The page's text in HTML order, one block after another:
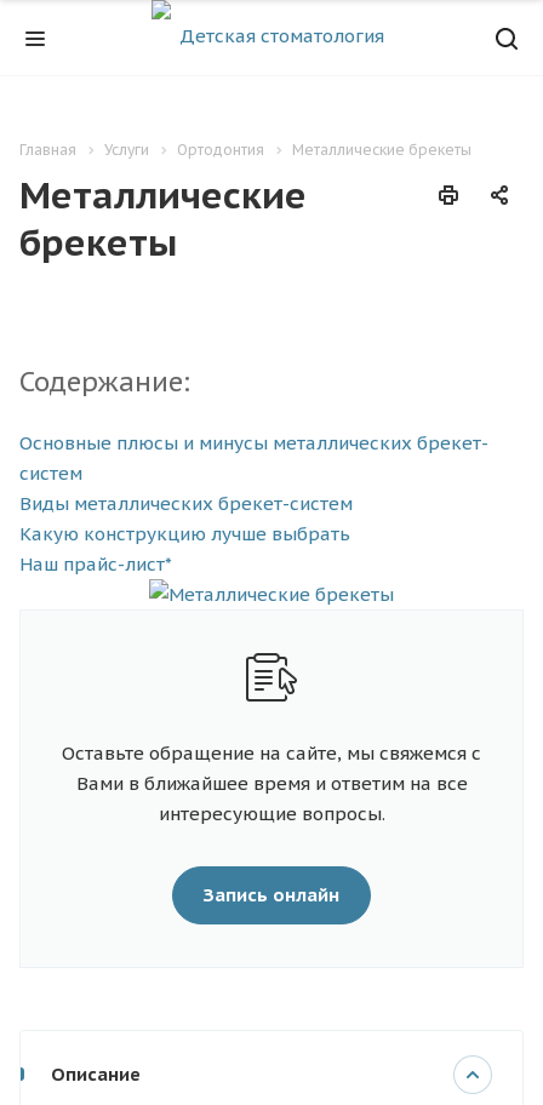
Главная Услуги Ортодонтия Металлические брекеты
Металлические
брекеты
Содержание:
Основные плюсы и минусы металлических брекет-
систем
Виды металлических брекет-систем
Какую конструкцию лучше выбрать
Наш прайс-лист*
Оставьте обращение на сайте, мы свяжемся с
Вами в ближайшее время и ответим на все
интересующие вопросы.
Запись онлайн
Описание